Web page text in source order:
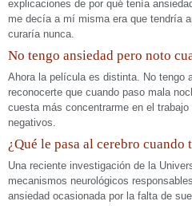
explicaciones de por qué tenía
me decía a mí misma era que tendría
curaría nunca.
No tengo ansiedad pero noto
Ahora la película es distinta. No tengo
reconocerte que cuando paso mala
cuesta más concentrarme en el
negativos.
¿Qué le pasa al cerebro cuando
Una reciente investigación de la
mecanismos neurológicos
ansiedad ocasionada por la falta de